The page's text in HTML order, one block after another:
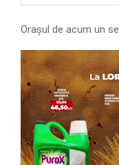
Orașul de acum un